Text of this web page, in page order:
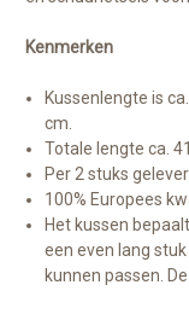
Kenmerken
Kussenlengte is
cm.
Totale lengte ca.
Per 2 stuks
100% Europees
Het kussen
een even lang
kunnen passen.